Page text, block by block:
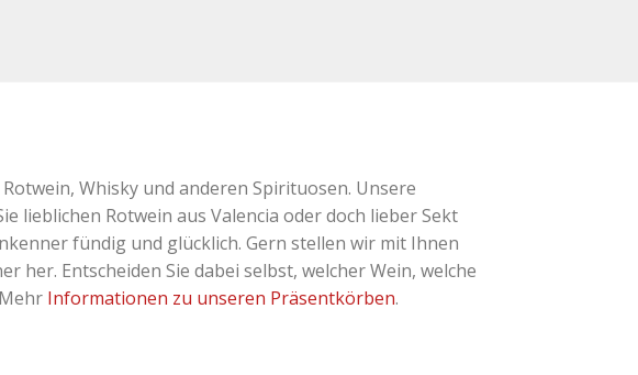
Whisky und anderen Spirituosen. Unsere
lieblichen Rotwein aus Valencia oder doch lieber Sekt
fündig und glücklich. Gern stellen wir mit Ihnen
her. Entscheiden Sie dabei selbst, welcher Wein, welche
Informationen zu unseren Präsentkörben.